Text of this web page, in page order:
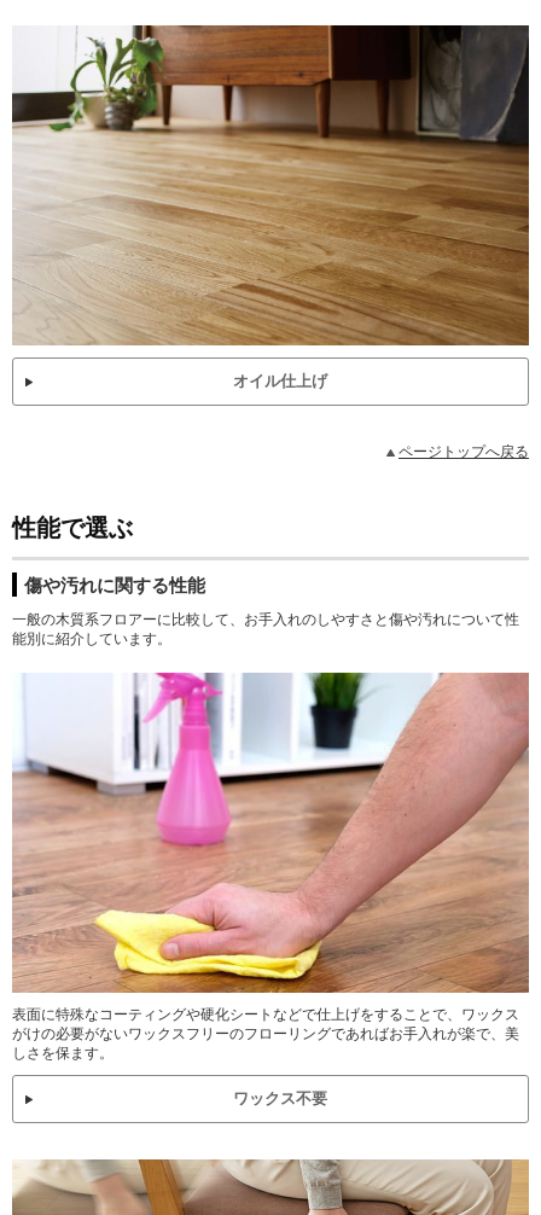
オイル仕上げ
ページトップへ戻る
性能で選ぶ
傷や汚れに関する性能
一般の木質系フロアーに比較して、お手入れのしやすさと傷や汚れについて性
能別に紹介しています。
表面に特殊なコーティングや硬化シートなどで仕上げをすることで、ワックス
がけの必要がないワックスフリーのフローリングであればお手入れが楽で、美
しさを保ます。
ワックス不要